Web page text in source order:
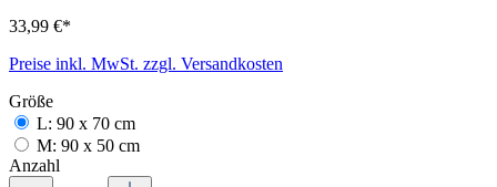
33,99 €*
Preise inkl. MwSt. zzgl. Versandkosten
Größe
L: 90 x 70 cm
M: 90 x 50 cm
Anzahl